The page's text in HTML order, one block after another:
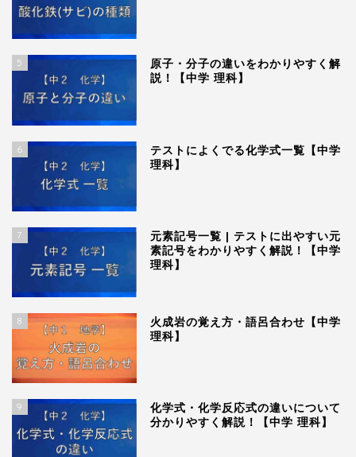
5
原子・分子の違いをわかりやすく解
説！【中学 理科】
6
テストによくでる化学式一覧【中学
理科】
7
元素記号一覧 | テストに出やすい元
素記号をわかりやすく解説！【中学
理科】
8
火成岩の覚え方・語呂合わせ【中学
理科】
9
化学式・化学反応式の違いについて
分かりやすく解説！【中学 理科】